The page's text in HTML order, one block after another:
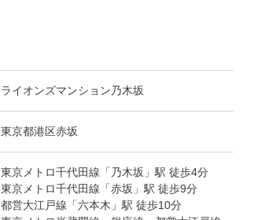
ライオンズマンション乃木坂
東京都港区赤坂
東京メトロ千代田線「乃木坂」駅 徒歩4分
東京メトロ千代田線「赤坂」駅 徒歩9分
都営大江戸線「六本木」駅 徒歩10分